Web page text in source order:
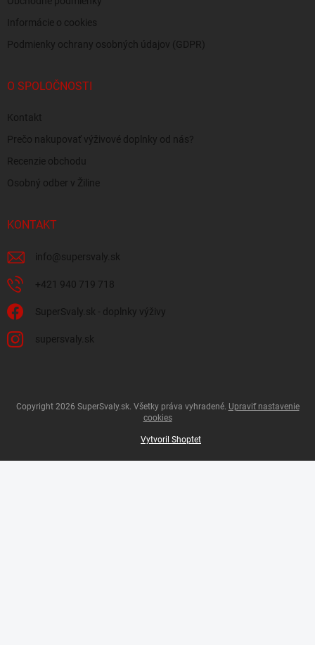
Informácie o cookies
Podmienky ochrany osobných údajov (GDPR)
O SPOLOČNOSTI
Kontakt
Prečo nakupovať výživové doplnky od nás?
Recenzie obchodu
Osobný odber v Žiline
KONTAKT
info@ supersvaly.sk
+421 940 719 718
SuperSvaly.sk - doplnky výživy
supersvaly.sk
Vytvoril Shoptet
Copyright 2026 SuperSvaly.sk. Všetky práva vyhradené. Upraviť nastavenie
cookies